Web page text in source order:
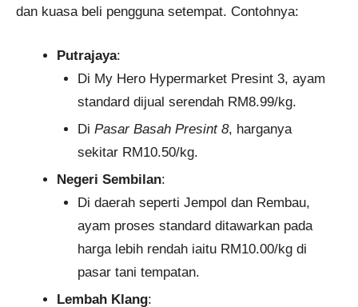
dan kuasa beli pengguna setempat. Contohnya:
Putrajaya:
Di My Hero Hypermarket Presint 3, ayam
standard dijual serendah RM8.99/kg.
Di Pasar Basah Presint 8, harganya
sekitar RM10.50/kg.
Negeri Sembilan:
Di daerah seperti Jempol dan Rembau,
ayam proses standard ditawarkan pada
harga lebih rendah iaitu RM10.00/kg di
pasar tani tempatan.
Lembah Klang: